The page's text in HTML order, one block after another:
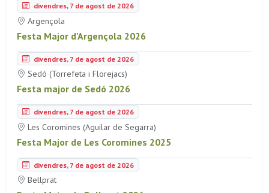
divendres, 7 de agost de 2026
Argençola
Festa Major d'Argençola 2026
divendres, 7 de agost de 2026
Sedó (Torrefeta i Florejacs)
Festa major de Sedó 2026
divendres, 7 de agost de 2026
Les Coromines (Aguilar de Segarra)
Festa Major de Les Coromines 2025
divendres, 7 de agost de 2026
Bellprat